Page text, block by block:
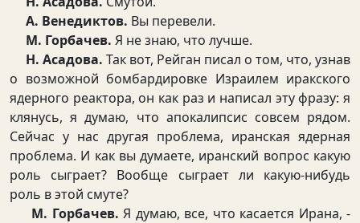
А. Венедиктов. Вы перевели.
М. Горбачев. Я не знаю, что лучше.
Н. Асадова. Так вот, Рейган писал о том, что, узнав
о возможной бомбардировке Израилем иракского
ядерного реактора, он как раз и написал эту фразу: я
клянусь, я думаю, что апокалипсис совсем рядом.
Сейчас у нас другая проблема, иранская ядерная
проблема. И как вы думаете, иранский вопрос какую
роль сыграет? Вообще сыграет ли какую-нибудь
роль в этой смуте?
М. Горбачев. Я думаю, все, что касается Ирана, -